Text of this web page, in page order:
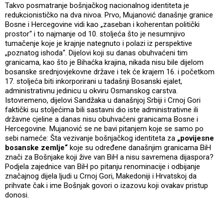
Takvo posmatranje bošnjačkog nacionalnog identiteta je
redukcionističko na dva nivoa. Prvo, Mujanović današnje granice
Bosne i Hercegovine vidi kao „zaseban i koherentan politički
prostor“ i to najmanje od 10. stoljeća što je nesumnjivo
tumačenje koje je krajnje nategnuto i polazi iz perspektive
„poznatog ishoda“. Dijelovi koji su danas obuhvaćeni tim
granicama, kao što je Bihaćka krajina, nikada nisu bile dijelom
bosanske srednjovjekovne države i tek će krajem 16. i početkom
17. stoljeća biti inkorporirani u tadašnji Bosanski ejalet,
administrativnu jedinicu u okviru Osmanskog carstva.
Istovremeno, dijelovi Sandžaka u današnjoj Srbiji i Crnoj Gori
faktički su stoljećima bili sastavni dio iste administrativne ili
državne cjeline a danas nisu obuhvaćeni granicama Bosne i
Hercegovine. Mujanović se ne bavi pitanjem koje se samo po
sebi nameće: Šta vezivanje bošnjačkog identiteta za „povijesne
bosanske zemlje“ koje su određene današnjim granicama BiH
znači za Bošnjake koji žive van BiH a nisu savremena dijaspora?
Podjela zajednice van BiH po pitanju renominacije i odbijanje
značajnog dijela ljudi u Crnoj Gori, Makedoniji i Hrvatskoj da
prihvate čak i ime Bošnjak govori o izazovu koji ovakav pristup
donosi.